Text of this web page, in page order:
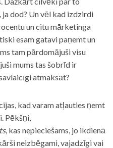
ja dod? Un vēl kad izdzirdi
un citu mārketinga
esam gatavi paņemt un
tam pārdomājuši visu
mums tas šobrīd ir
atmaksāt?
kad varam atļauties ņemt
Pēkšņi,
, kas nepieciešams, jo ikdienā
neizbēgami, vajadzīgi vai